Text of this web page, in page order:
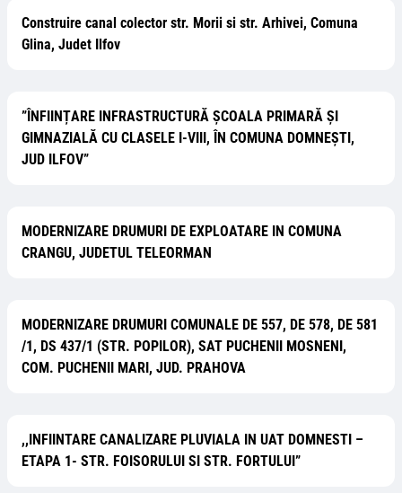
Construire canal colector str. Morii si str. Arhivei, Comuna
Glina, Judet Ilfov
”ÎNFIINȚARE INFRASTRUCTURĂ ȘCOALA PRIMARĂ ȘI
GIMNAZIALĂ CU CLASELE I-VIII, ÎN COMUNA DOMNEȘTI,
JUD ILFOV”
MODERNIZARE DRUMURI DE EXPLOATARE IN COMUNA
CRANGU, JUDETUL TELEORMAN
MODERNIZARE DRUMURI COMUNALE DE 557, DE 578, DE 581
/1, DS 437/1 (STR. POPILOR), SAT PUCHENII MOSNENI,
COM. PUCHENII MARI, JUD. PRAHOVA
,,INFIINTARE CANALIZARE PLUVIALA IN UAT DOMNESTI –
ETAPA 1- STR. FOISORULUI SI STR. FORTULUI”